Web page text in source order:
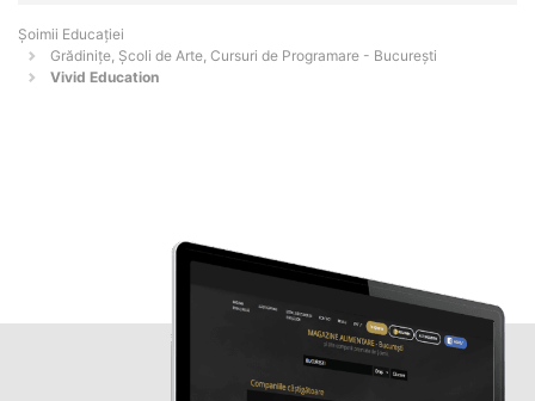
Șoimii Educației
Grădinițe, Școli de Arte, Cursuri de Programare - Bucureşti
Vivid Education